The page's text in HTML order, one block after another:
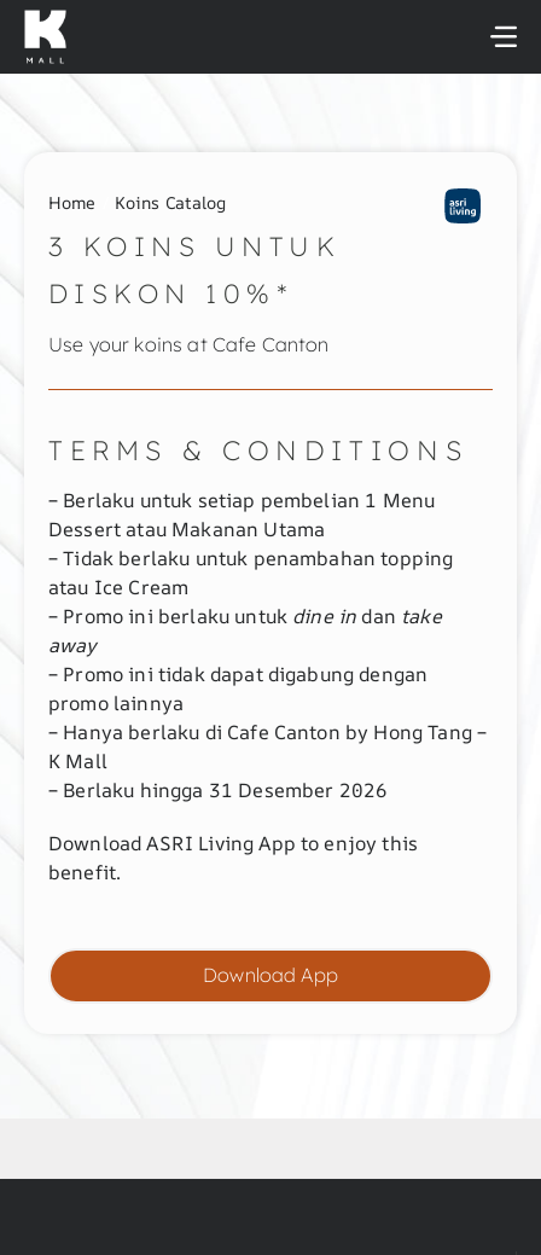
Skip
content
Home Koins Catalog
3 KOINS UNTUK
DISKON 10%*
Use your koins at Cafe Canton
TERMS & CONDITIONS
– Berlaku untuk setiap pembelian 1 Menu
Dessert atau Makanan Utama
– Tidak berlaku untuk penambahan topping
atau Ice Cream
– Promo ini berlaku untuk dine in dan take
away
– Promo ini tidak dapat digabung dengan
promo lainnya
– Hanya berlaku di Cafe Canton by Hong Tang –
K Mall
– Berlaku hingga 31 Desember 2026
Download ASRI Living App to enjoy this
benefit.
Download App